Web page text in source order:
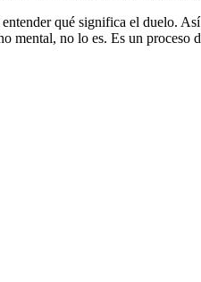
entender qué significa el duelo.
mental, no lo es. Es un proceso